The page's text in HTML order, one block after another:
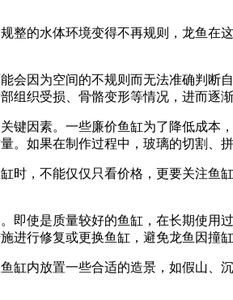
整的水体环境变得不再规则，龙鱼
会因为空间的不规则而无法准确判
组织受损、骨骼变形等情况，进而逐渐
键因素。一些廉价鱼缸为了降低成
。如果在制作过程中，玻璃的切割、
时，不能仅仅只看价格，更要关注
即使是质量较好的鱼缸，在长期使
进行修复或更换鱼缸，避免龙鱼因撞缸
缸内放置一些合适的造景，如假山